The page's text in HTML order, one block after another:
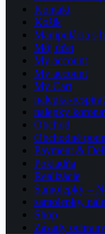
Kontakt
Košík
Manipulácia s
Môj účet
My account
My account
My Cart
nalepka-
nalepky
Obchod
Obchodné
Payment &
Pokladňa
Realizácie
Samolepky –
samolepky,
Shop
Zásady